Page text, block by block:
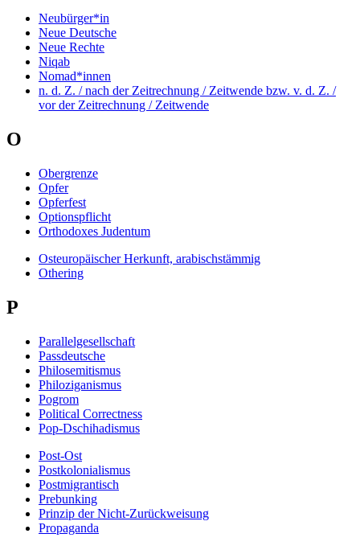
Neubürger*in
Neue Deutsche
Neue Rechte
Niqab
Nomad*innen
n. d. Z. / nach der Zeitrechnung / Zeitwende bzw. v. d. Z. /
vor der Zeitrechnung / Zeitwende
O
Obergrenze
Opfer
Opferfest
Optionspflicht
Orthodoxes Judentum
Osteuropäischer Herkunft, arabischstämmig
Othering
P
Parallelgesellschaft
Passdeutsche
Philosemitismus
Philoziganismus
Pogrom
Political Correctness
Pop-Dschihadismus
Post-Ost
Postkolonialismus
Postmigrantisch
Prebunking
Prinzip der Nicht-Zurückweisung
Propaganda